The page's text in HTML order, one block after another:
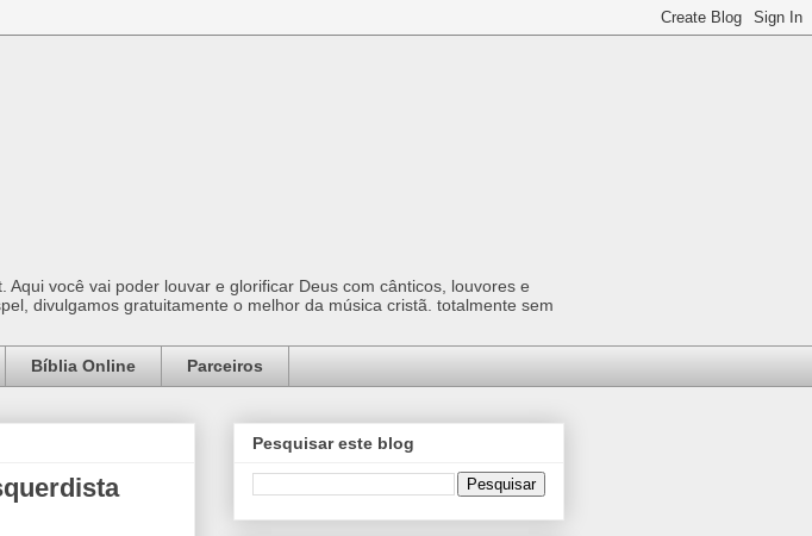
você vai poder louvar e glorificar Deus com cânticos, louvores e
divulgamos gratuitamente o melhor da música cristã. totalmente sem
Bíblia Online Parceiros
Pesquisar este blog